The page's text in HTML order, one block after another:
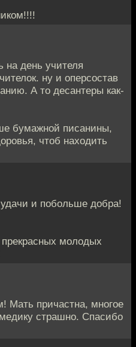
на день учителя
ну и оперсостав
А то десантеры как-
бумажной писанины,
чтоб находить
и побольше добра!
молодых
Мать причастна, многое
страшно. Спасибо